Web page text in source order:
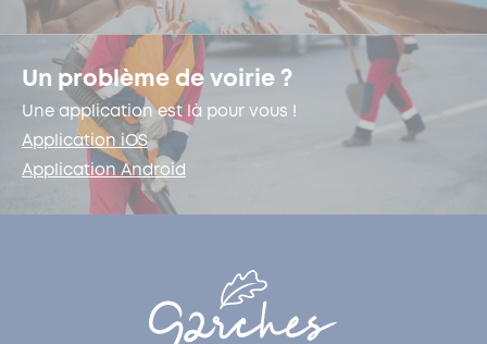
Un problème de voirie ?
Une application est là pour vous !
Application iOS
Application Android